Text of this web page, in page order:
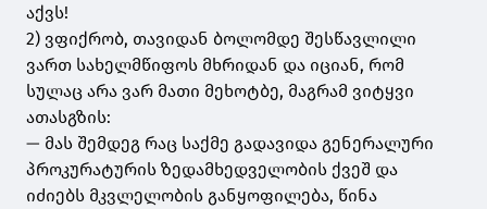
აქვს!
2) ვფიქრობ, თავიდან ბოლომდე შესწავლილი
ვართ სახელმწიფოს მხრიდან და იციან, რომ
სულაც არა ვარ მათი მეხოტბე, მაგრამ ვიტყვი
ათასგზის:
— მას შემდეგ რაც საქმე გადავიდა გენერალური
პროკურატურის ზედამხედველობის ქვეშ და
იძიებს მკვლელობის განყოფილება, წინა